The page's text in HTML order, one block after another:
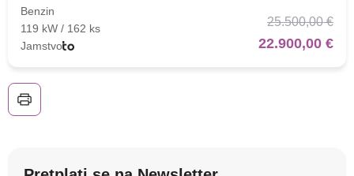
Benzin
119 kW / 162 ks
Jamstvo
25.500,00 €
22.900,00 €